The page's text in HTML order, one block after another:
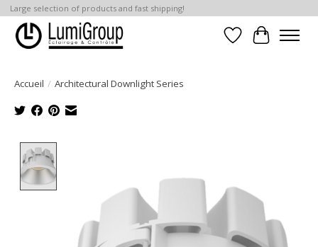
Large selection of products and fast shipping!
Liste dePanier
Accueil / Architectural Downlight Series